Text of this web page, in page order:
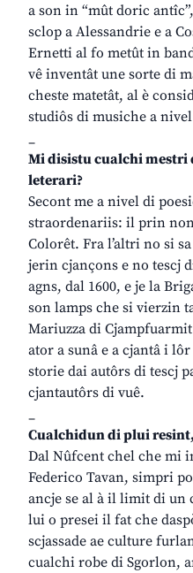
a son in “mût doric
sclop a Alessandrie e a
Ernetti al fo metût in
vê inventât une sorte di
cheste matetât, al è
studiôs di musiche a
_
Mi disistu cualchi
leterari?
Secont me a nivel di
straordenariis: il prin
Colorêt. Fra l’altri no si
jerin cjançons e no tescj
agns, dal 1600, e je la
son lamps che si vierzin
Mariuzza di
ator a sunâ e a cjantâ i
storie dai autôrs di tescj
cjantautôrs di vuê.
_
Cualchidun di plui
Dal Nûfcent chel che mi
Federico Tavan, simpri
ancje se al à il limit di
lui o presei il fat che
scjassade ae culture
cualchi robe di Sgorlon,